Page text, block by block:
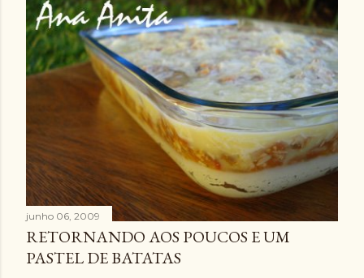
junho 06, 2009
RETORNANDO AOS POUCOS E UM
PASTEL DE BATATAS